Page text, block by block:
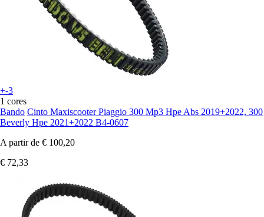
+-3
1 cores
Bando Cinto Maxiscooter Piaggio 300 Mp3 Hpe Abs 2019+2022, 300
Beverly Hpe 2021+2022 B4-0607
A partir de € 100,20
€ 72,33